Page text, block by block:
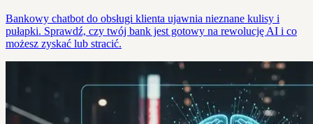
Bankowy chatbot do obsługi klienta ujawnia nieznane kulisy i
pułapki. Sprawdź, czy twój bank jest gotowy na rewolucję AI i co
możesz zyskać lub stracić.